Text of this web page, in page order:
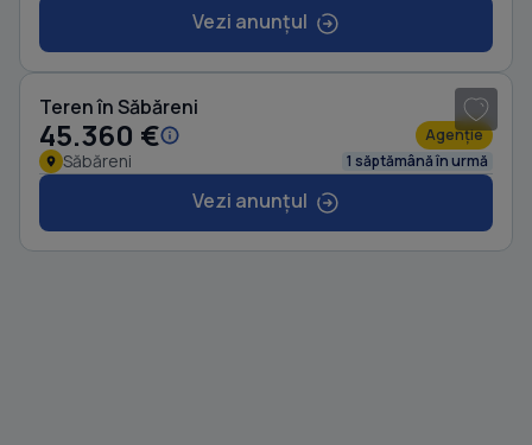
Vezi anunțul
Teren în Săbăreni
45.360 € Agenție
Săbăreni 1 săptămână în urmă
Vezi anunțul